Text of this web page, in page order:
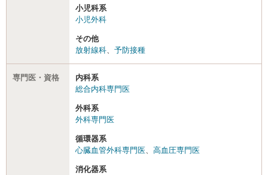
小児科系
小児外科
その他
放射線科
予防接種
専門医・資格
内科系
総合内科専門医
外科系
外科専門医
循環器系
心臓血管外科専門医
高血圧専門医
消化器系